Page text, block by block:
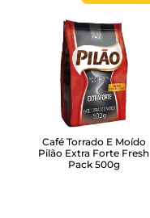
Café Torrado E Moído
Pilão Extra Forte Fresh
Pack 500g